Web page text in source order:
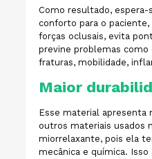
Como resultado, espera-
conforto para o
forças oclusais, evita
previne problemas como
fraturas, mobilidade,
Maior
Esse material apresenta
outros materiais usados
miorrelaxante, pois ela
mecânica e química. Isso